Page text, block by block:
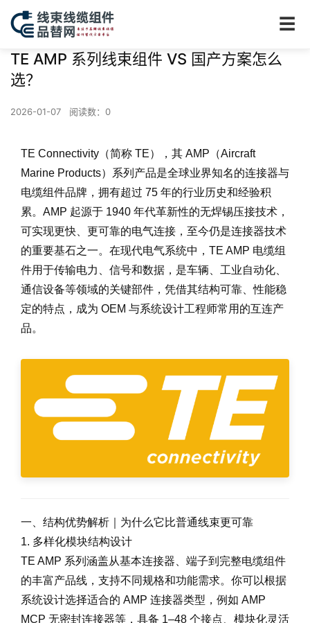
☰
TE AMP 系列线束组件 VS 国产方案怎么
选？
2026-01-07 阅读数： 0
TE Connectivity（简称 TE），其 AMP（Aircraft
Marine Products）系列产品是全球业界知名的连接器与
电缆组件品牌，拥有超过 75 年的行业历史和经验积
累。AMP 起源于 1940 年代革新性的无焊锡压接技术，
可实现更快、更可靠的电气连接，至今仍是连接器技术
的重要基石之一。在现代电气系统中，TE AMP 电缆组
件用于传输电力、信号和数据，是车辆、工业自动化、
通信设备等领域的关键部件，凭借其结构可靠、性能稳
定的特点，成为 OEM 与系统设计工程师常用的互连产
品。
一、结构优势解析｜为什么它比普通线束更可靠
1. 多样化模块结构设计
TE AMP 系列涵盖从基本连接器、端子到完整电缆组件
的丰富产品线，支持不同规格和功能需求。你可以根据
系统设计选择适合的 AMP 连接器类型，例如 AMP
MCP 无密封连接器等，具备 1–48 个接点、模块化灵活